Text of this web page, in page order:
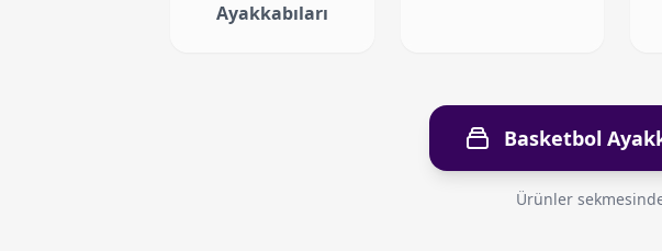
Ayakkabıları
Basketbol
Ürünler